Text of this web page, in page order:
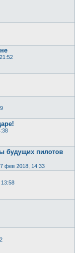
будущих пилотов
фев 2018, 14:33